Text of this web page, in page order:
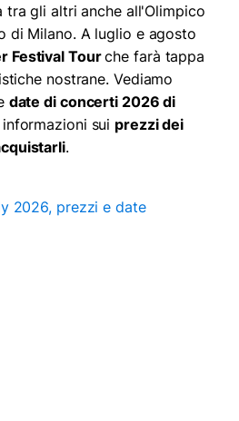
tra gli altri anche all'Olimpico
di Milano. A luglio e agosto
Festival Tourche farà tappa
nostrane. Vediamo
date di concerti 2026 di
sui prezzi dei
.
2026, prezzi e date